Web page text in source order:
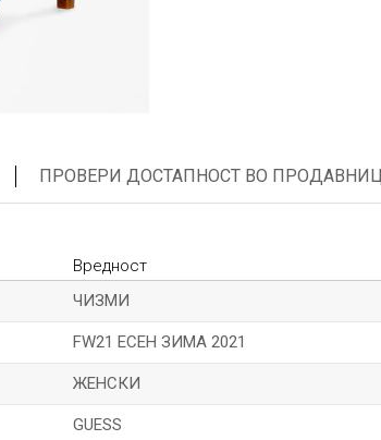
ПРОВЕРИ ДОСТАПНОСТ ВО
Вредност
ЧИЗМИ
FW21 ЕСЕН ЗИМА 2021
ЖЕНСКИ
GUESS